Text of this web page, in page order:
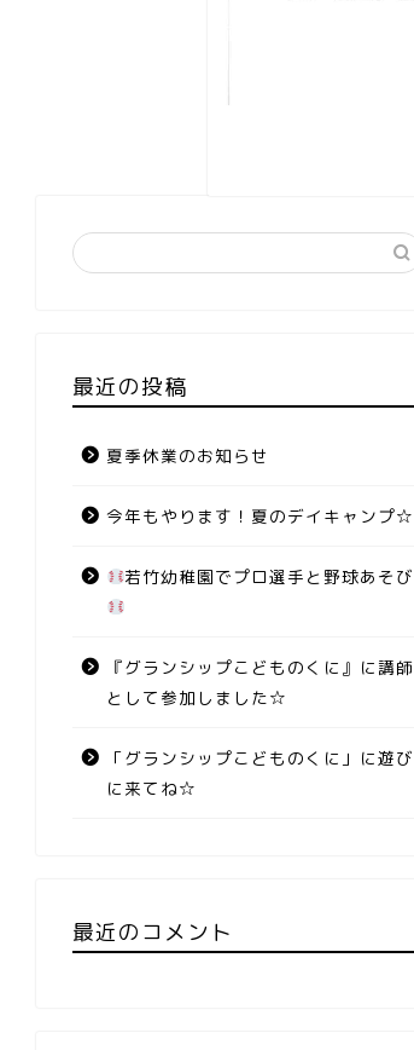
最近の投稿
夏季休業のお知らせ
今年もやります！夏のデイキャンプ☆
若竹幼稚園でプロ選手と野球あそび
『グランシップこどものくに』に講師
として参加しました☆
「グランシップこどものくに」に遊び
に来てね☆
最近のコメント